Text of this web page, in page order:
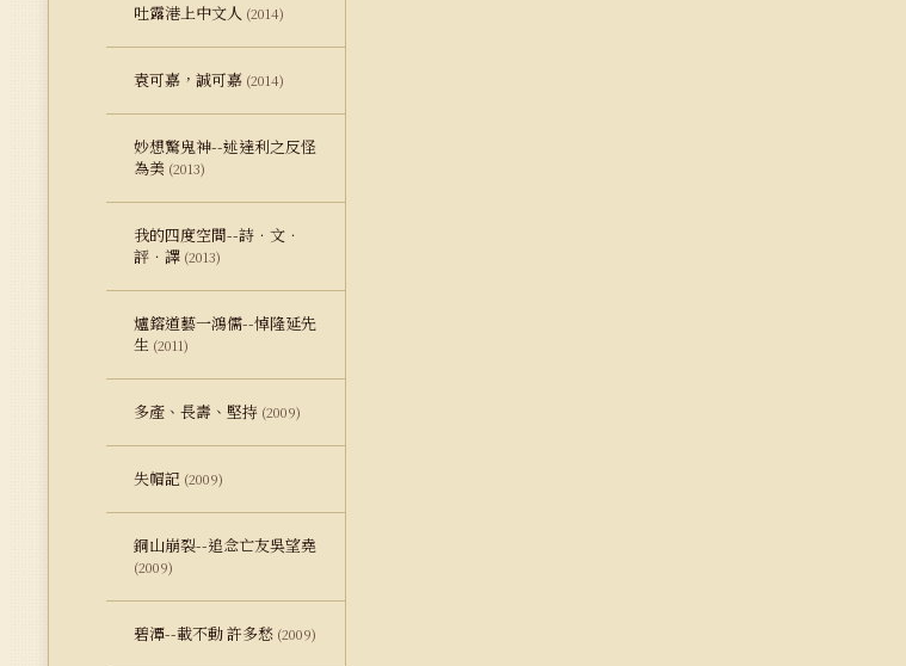
吐露港上中文人 (2014)
袁可嘉，誠可嘉 (2014)
妙想驚鬼神--述達利之反怪
為美 (2013)
我的四度空間--詩．文．
評．譯 (2013)
爐鎔道藝一鴻儒--悼隆延先
生 (2011)
多產、長壽、堅持 (2009)
失帽記 (2009)
銅山崩裂--追念亡友吳望堯
(2009)
碧潭--載不動 許多愁 (2009)